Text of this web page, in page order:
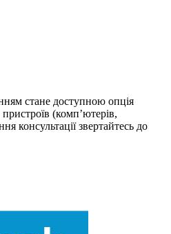
стане доступною опція
(комп’ютерів,
консультації звертайтесь до